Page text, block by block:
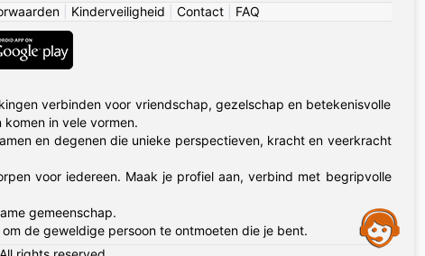
Kinderveiligheid Contact FAQ
verbinden voor vriendschap, gezelschap en betekenisvolle
in vele vormen.
en degenen die unieke perspectieven, kracht en veerkracht
voor iedereen. Maak je profiel aan, verbind met begripvolle
gemeenschap.
de geweldige persoon te ontmoeten die je bent.